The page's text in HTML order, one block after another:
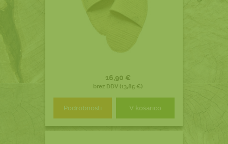
16,90 €
brez DDV (13,85 €)
Podrobnosti V košarico